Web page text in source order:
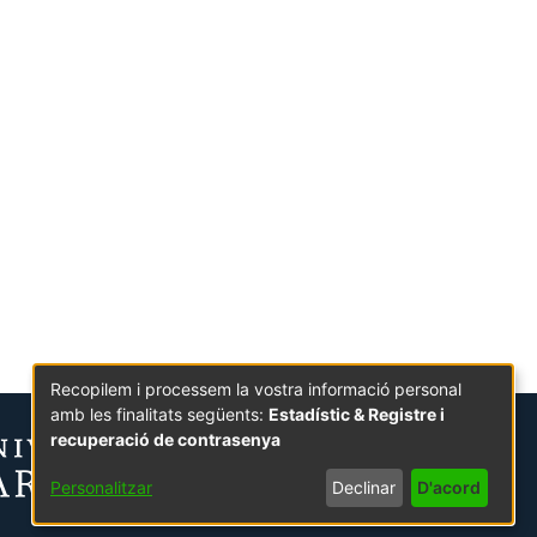
Recopilem i processem la vostra informació personal
amb les finalitats següents: Estadístic & Registre i
recuperació de contrasenya
Personalitzar Declinar D'acord